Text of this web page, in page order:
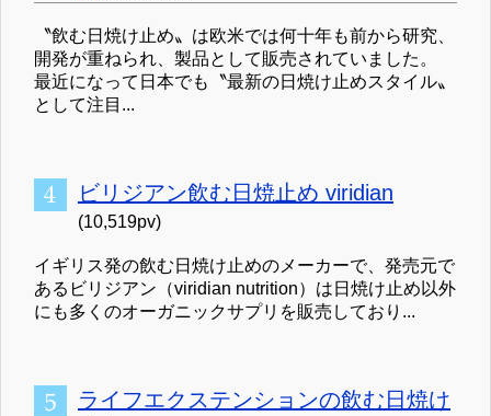
〝飲む日焼け止め〟は欧米では何十年も前から研究、
開発が重ねられ、製品として販売されていました。
最近になって日本でも〝最新の日焼け止めスタイル〟
として注目...
ビリジアン飲む日焼止め viridian
(10,519pv)
イギリス発の飲む日焼け止めのメーカーで、発売元で
あるビリジアン（viridian nutrition）は日焼け止め以外
にも多くのオーガニックサプリを販売しており...
ライフエクステンションの飲む日焼け